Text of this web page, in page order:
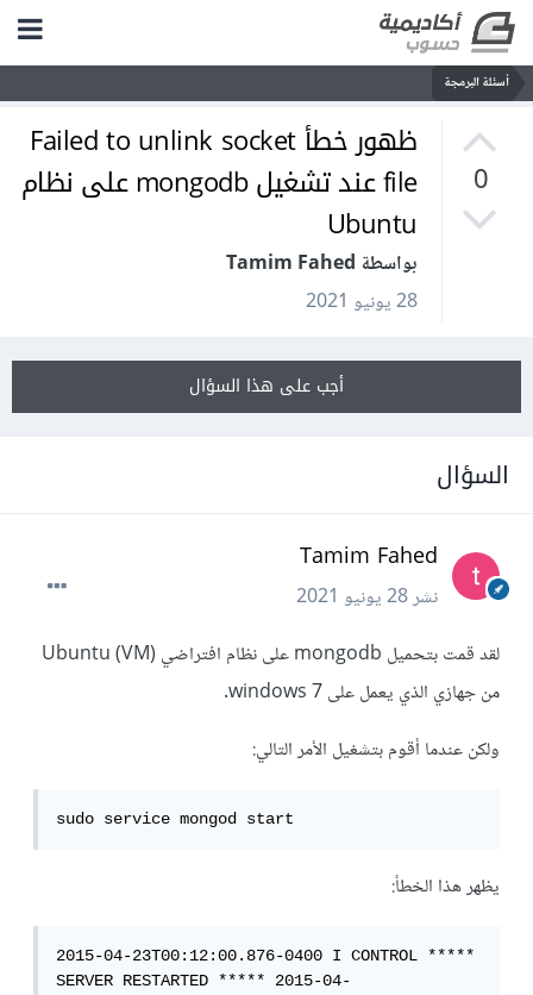
أسئلة البرمجة
0
ظهور خطأ Failed to unlink socket
file عند تشغيل mongodb على نظام
Ubuntu
بواسطة Tamim Fahed
28 يونيو 2021
أجب على هذا السؤال
السؤال
Tamim Fahed
نشر28 يونيو 2021
لقد قمت بتحميل mongodb على نظام افتراضي (VM) Ubuntu
من جهازي الذي يعمل على windows 7.
ولكن عندما أقوم بتشغيل الأمر التالي:
sudo service mongod start
يظهر هذا الخطأ:
2015-04-23T00:12:00.876-0400 I CONTROL *****
SERVER RESTARTED ***** 2015-04-